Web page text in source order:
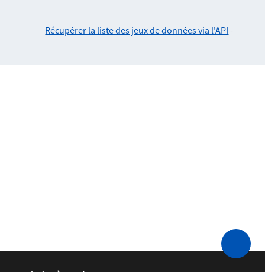
Récupérer la liste des jeux de données via l'API -